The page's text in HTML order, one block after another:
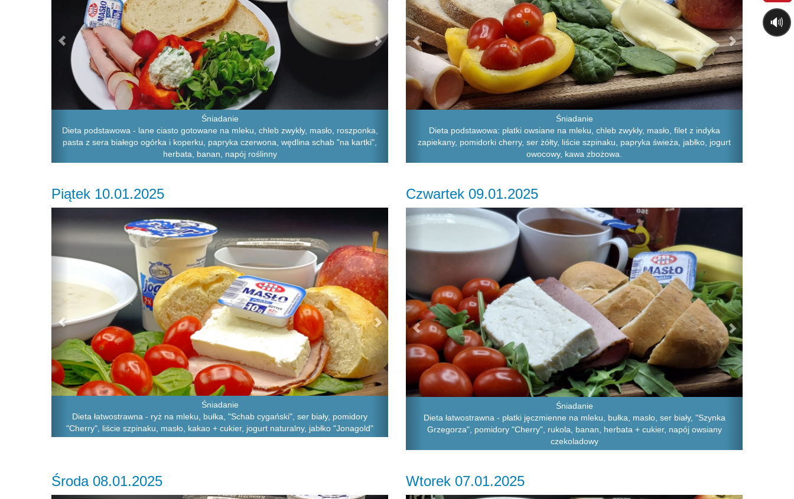
Śniadanie
Dieta podstawowa - lane ciasto gotowane na mleku, chleb zwykły, masło, roszponka,
pasta z sera białego ogórka i koperku, papryka czerwona, wędlina schab "na kartki",
herbata, banan, napój roślinny
Śniadanie
Dieta podstawowa: płatki owsiane na mleku, chleb zwykły, masło, filet z indyka
zapiekany, pomidorki cherry, ser żółty, liście szpinaku, papryka świeża, jabłko, jogurt
owocowy, kawa zbożowa.
Piątek 10.01.2025
Śniadanie
Dieta łatwostrawna - ryż na mleku, bułka, "Schab cygański", ser biały, pomidory
"Cherry", liście szpinaku, masło, kakao + cukier, jogurt naturalny, jabłko "Jonagold"
Czwartek 09.01.2025
Śniadanie
Dieta łatwostrawna - płatki jęczmienne na mleku, bułka, masło, ser biały, "Szynka
Grzegorza", pomidory "Cherry", rukola, banan, herbata + cukier, napój owsiany
czekoladowy
Previous
Środa 08.01.2025 Wtorek 07.01.2025
🔊